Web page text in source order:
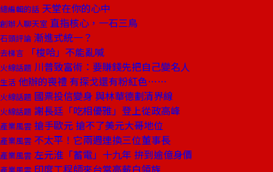
總編輯的話 天堂在你的心中
創辦人聊天室 直指核心，一石三鳥
石頭評論 漸進式統一？
去梯言 「梭哈」不能亂喊
火線話題 川普致富術：要賺錢先把自己變名人
生活 他辦的喪禮 有探戈還有粉紅色……
火線話題 國票投信變身 與林華德劃清界線
火線話題 謝長廷「吃相優雅」登上從政高峰
產業風雲 搶手歐元 搶不了美元大哥地位
產業風雲 不太平！它兩週連換三位董事長
產業風雲 左元淮「蓄電」十九年 拚到逾億身價
印度工程師來台當高薪白領族